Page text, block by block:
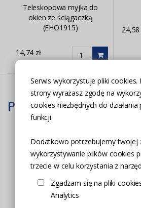
Serwis wykorzystuje pliki cookies.
strony wyrażasz zgodę na
cookies niezbędnych do
funkcji.
Dodatkowo potrzebujemy twojej
wykorzystywanie plików cookies
trzecie w celu korzystania z
Zgadzam się na pliki
Analytics
Teleskopowa myjka do
okien ze ściągaczką
(EHO1915)
14,74 zł
24,58
Popularne produkty